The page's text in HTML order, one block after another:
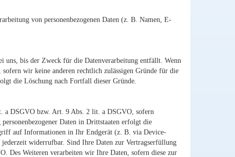
von personenbezogenen Daten (z. B. Namen, E-
uns, bis der Zweck für die Datenverarbeitung entfällt. Wenn
wir keine anderen rechtlich zulässigen Gründe für die
die Löschung nach Fortfall dieser Gründe.
a DSGVO bzw. Art. 9 Abs. 2 lit. a DSGVO, sofern
Daten in Drittstaaten erfolgt die
auf Informationen in Ihr Endgerät (z. B. via Device-
widerrufbar. Sind Ihre Daten zur Vertragserfüllung
Des Weiteren verarbeiten wir Ihre Daten, sofern diese zur